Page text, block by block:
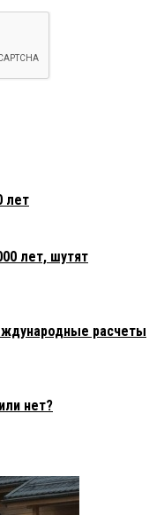
лет
лет, шутят
расчеты
нет?